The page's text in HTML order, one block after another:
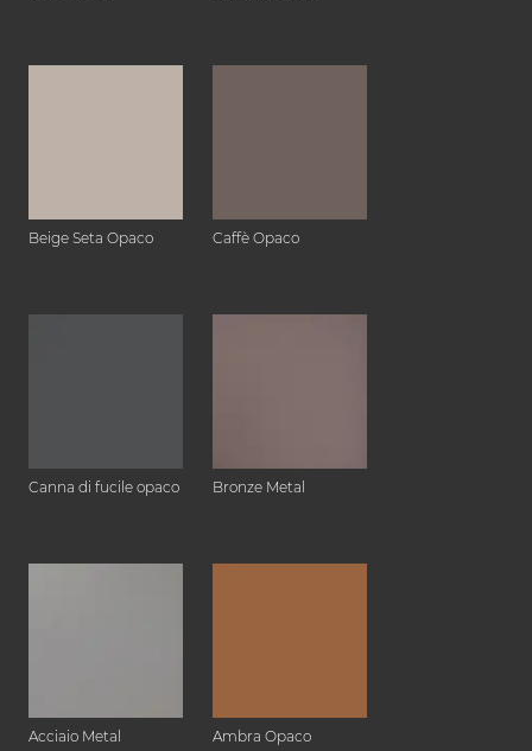
Beige Seta Opaco Caffè Opaco
Canna di fucile opaco Bronze Metal
Acciaio Metal Ambra Opaco